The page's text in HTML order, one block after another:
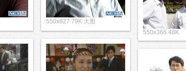
550x827 79K 大图
550x366 48K